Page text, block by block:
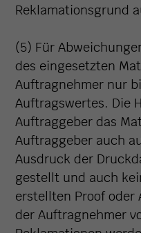
Reklamationsgrund
(5) Für
des eingesetzten
Auftragnehmer nur
Auftragswertes. Die
Auftraggeber das
Auftraggeber auch
Ausdruck der
gestellt und auch
erstellten Proof oder
der Auftragnehmer